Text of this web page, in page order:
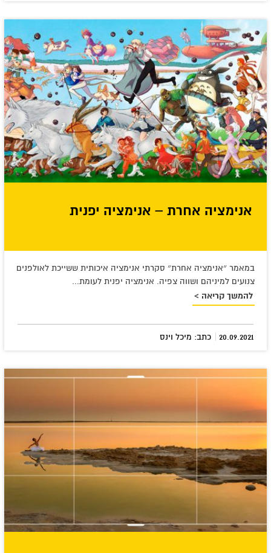
אנימציה אחרת – אנימציה יפנית
במאמר ״אנימציה אחרת״ סקרתי אנימציה איכותית ששייכת לאולפנים
צנועים למיניהם ושווה צפיה. אנימציה יפנית לעומת...
להמשך קריאה >
20.09.2021
| כתב: מיכל וינס